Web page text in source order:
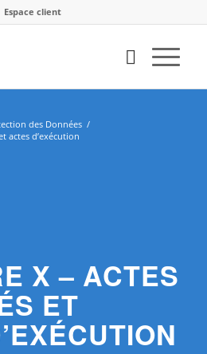
Espace client
des Données /
actes d’exécution
X – ACTES
ET